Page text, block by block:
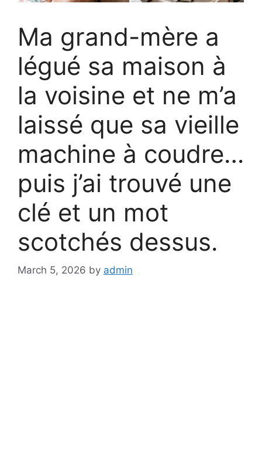
Ma grand-mère a
légué sa maison à
la voisine et ne m’a
laissé que sa vieille
machine à coudre…
puis j’ai trouvé une
clé et un mot
scotchés dessus.
March 5, 2026 by admin